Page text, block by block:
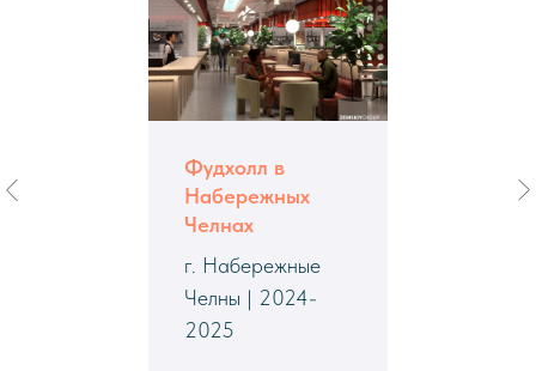
Фудхолл в
Набережных
Челнах
г. Набережные
Челны | 2024-
2025